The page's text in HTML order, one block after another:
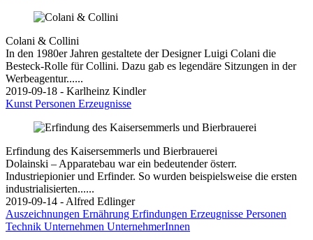
Colani & Collini
In den 1980er Jahren gestaltete der Designer Luigi Colani die
Besteck-Rolle für Collini. Dazu gab es legendäre Sitzungen in der
Werbeagentur......
2019-09-18 - Karlheinz Kindler
Kunst Personen Erzeugnisse
Erfindung des Kaisersemmerls und Bierbrauerei
Dolainski – Apparatebau war ein bedeutender österr.
Industriepionier und Erfinder. So wurden beispielsweise die ersten
industrialisierten......
2019-09-14 - Alfred Edlinger
Auszeichnungen Ernährung Erfindungen Erzeugnisse Personen
Technik Unternehmen UnternehmerInnen